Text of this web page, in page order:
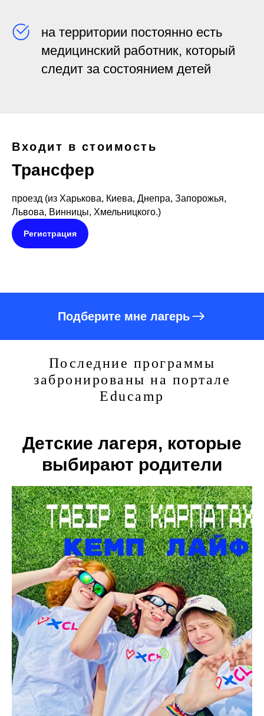
на территории постоянно есть
медицинский работник, который
следит за состоянием детей
Входит в стоимость
Трансфер
проезд (из Харькова, Киева, Днепра, Запорожья,
Львова, Винницы, Хмельницкого.)
Регистрация
Подберите мне лагерь
Последние программы
забронированы на портале
Educamp
Детские лагеря, которые
выбирают родители